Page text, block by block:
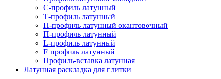
С-профиль латунный
Т-профиль латунный
П-профиль латунный окантовочный
П-профиль латунный
L-профиль латунный
F-профиль латунный
Профиль-вставка латунная
Латунная раскладка для плитки